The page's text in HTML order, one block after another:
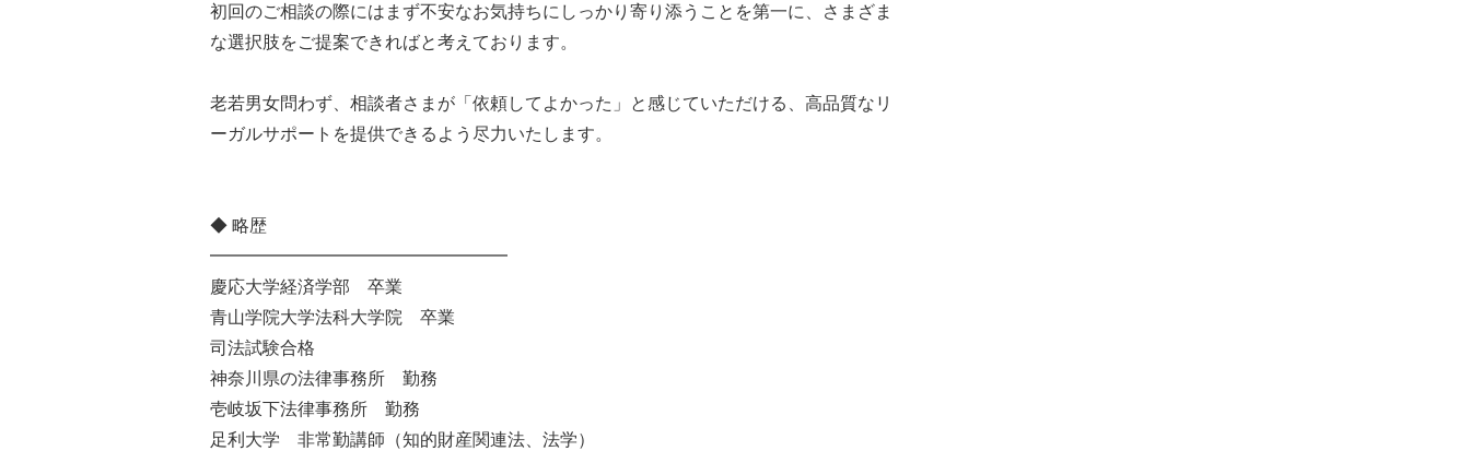
初回のご相談の際にはまず不安なお気持ちにしっかり寄り添うことを第一に、さまざま
な選択肢をご提案できればと考えております。
老若男女問わず、相談者さまが「依頼してよかった」と感じていただける、高品質なリ
ーガルサポートを提供できるよう尽力いたします。
◆ 略歴
━━━━━━━━━━━━━━━━━
慶応大学経済学部 卒業
青山学院大学法科大学院 卒業
司法試験合格
神奈川県の法律事務所 勤務
壱岐坂下法律事務所 勤務
足利大学 非常勤講師（知的財産関連法、法学）